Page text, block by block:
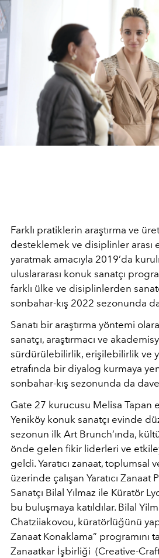
Farklı pratiklerin araştırma ve
desteklemek ve disiplinler arası
yaratmak amacıyla 2019’da
uluslararası konuk sanatçı
farklı ülke ve disiplinlerden
sonbahar-kış 2022 sezonunda
Sanatı bir araştırma yöntemi
sanatçı, araştırmacı ve
sürdürülebilirlik, erişilebilirlik ve
etrafında bir diyalog kurmaya
sonbahar-kış sezonunda da
Gate 27 kurucusu Melisa Tapan
Yeniköy konuk sanatçı evinde
sezonun ilk Art Brunch’ında,
önde gelen fikir liderleri ve
geldi. Yaratıcı zanaat, toplumsal
üzerinde çalışan Yaratıcı
Sanatçı Bilal Yılmaz ile Küratör
bu buluşmaya katıldılar. Bilal
Chatziiakovou, küratörlüğünü
Zanaat Konaklama” programını
Zanaatkar İşbirliği (Creative-